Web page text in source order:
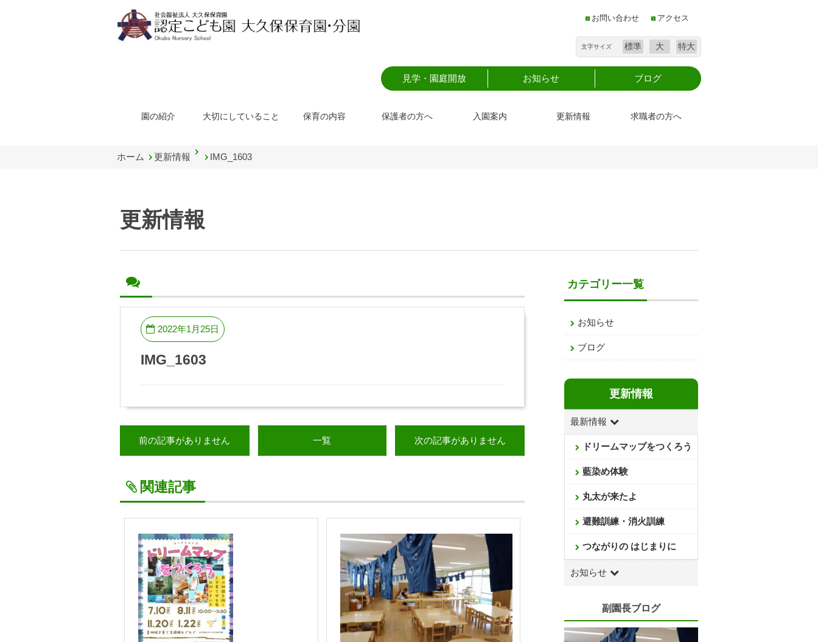
お問い合わせ アクセス
文字サイズ 標準 大 特大
見学・園庭開放 お知らせ ブログ
園の紹介 大切にしていること 保育の内容 保護者の方へ 入園案内 更新情報 求職者の方へ
ホーム 更新情報 IMG_1603
更新情報
2022年1月25日
IMG_1603
前の記事がありません 一覧 次の記事がありません
関連記事
カテゴリー一覧
お知らせ
ブログ
更新情報
最新情報
ドリームマップをつくろう
藍染め体験
丸太が来たよ
避難訓練・消火訓練
つながりの はじまりに
お知らせ
副園長ブログ